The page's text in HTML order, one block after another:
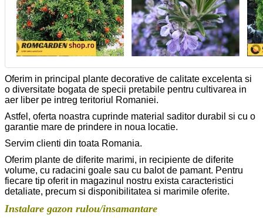
Oferim in principal plante decorative de calitate excelenta si
o diversitate bogata de specii pretabile pentru cultivarea in
aer liber pe intreg teritoriul Romaniei.
Astfel, oferta noastra cuprinde material saditor durabil si cu o
garantie mare de prindere in noua locatie.
Servim clienti din toata Romania.
Oferim plante de diferite marimi, in recipiente de diferite
volume, cu radacini goale sau cu balot de pamant. Pentru
fiecare tip oferit in magazinul nostru exista caracteristici
detaliate, precum si disponibilitatea si marimile oferite.
Instalare gazon rulou/insamantare